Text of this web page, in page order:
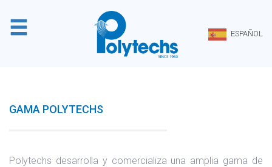
ESPAÑOL
GAMA POLYTECHS
Polytechs desarrolla y comercializa una amplia gama de